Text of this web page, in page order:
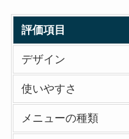
評価項目
デザイン
使いやすさ
メニューの種類